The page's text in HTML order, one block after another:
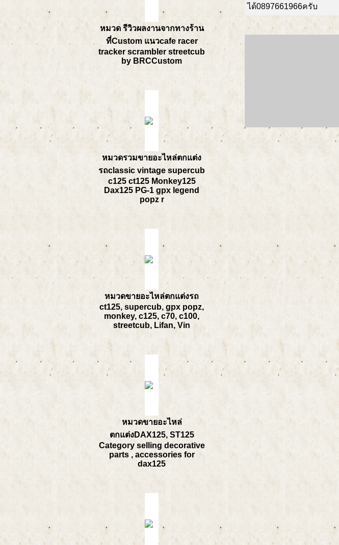
หมวด รีวิวผลงานจากทางร้าน
ที่Custom แนวcafe racer
tracker scrambler streetcub
by BRCCustom
หมวดรวมขายอะไหล่ตกแต่ง
รถclassic vintage supercub
c125 ct125 Monkey125
Dax125 PG-1 gpx legend
popz r
หมวดขายอะไหล่ตกแต่งรถ
ct125, supercub, gpx popz,
monkey, c125, c70, c100,
streetcub, Lifan, Vin
หมวดขายอะไหล่
ตกแต่งDAX125, ST125
Category selling decorative
parts , accessories for
dax125
ได้0897661966ครับ